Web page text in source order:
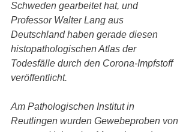
Schweden gearbeitet hat, und
Professor Walter Lang aus
Deutschland haben gerade diesen
histopathologischen Atlas der
Todesfälle durch den Corona-Impfstoff
veröffentlicht.
Am Pathologischen Institut in
Reutlingen wurden Gewebeproben von